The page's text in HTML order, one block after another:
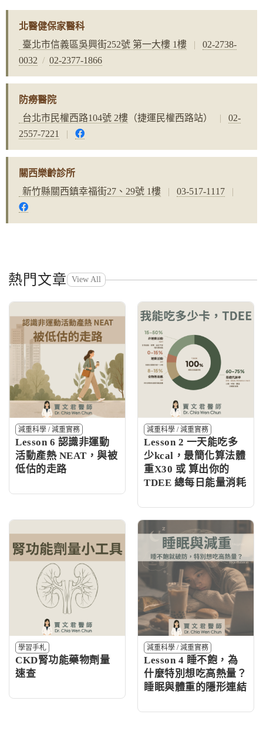
北醫健保家醫科
臺北市信義區吳興街252號 第一大樓 1樓
|
02-2738-
0032 / 02-2377-1866
防癆醫院
台北市民權西路104號 2樓 （捷運民權西路站） |
02-
2557-7221
|
關西樂齡診所
新竹縣關西鎮幸福街27、29號 1樓
| 03-517-1117 |
熱門文章 View All
減重科學 /減重實務
Lesson 6 認識非運動
活動產熱 NEAT，與被
低估的走路
減重科學 /減重實務
Lesson 2 一天能吃多
少kcal，最簡化算法體
重X30 或 算出你的
TDEE 總每日能量消耗
學習手札
CKD腎功能藥物劑量
速查
減重科學 /減重實務
Lesson 4 睡不飽，為
什麼特別想吃高熱量？
睡眠與體重的隱形連結